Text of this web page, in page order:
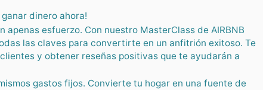
dinero ahora!
esfuerzo. Con nuestro MasterClass de AIRBNB
las claves para convertirte en un anfitrión exitoso. Te
y obtener reseñas positivas que te ayudarán a
gastos fijos. Convierte tu hogar en una fuente de